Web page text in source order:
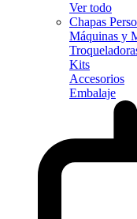
Ver todo
Chapas
Máquinas y
Kits
Accesorios
Embalaje